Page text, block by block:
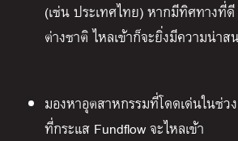
(เช่น ประเทศไทย) หากมีทิศทางที่
ต่างชาติ ไหลเข้าก็จะยิ่งมีความน่าส
มองหาอุตสาหกรรมที่โดดเด่นในช่ว
ที่กระแส Fundflow จะไหลเข้า